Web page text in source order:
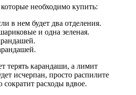
необходимо купить:
в нем будет два отделения.
и одна зеленая.
терять карандаши, а лимит
исчерпан, просто распилите
расходы вдвое.